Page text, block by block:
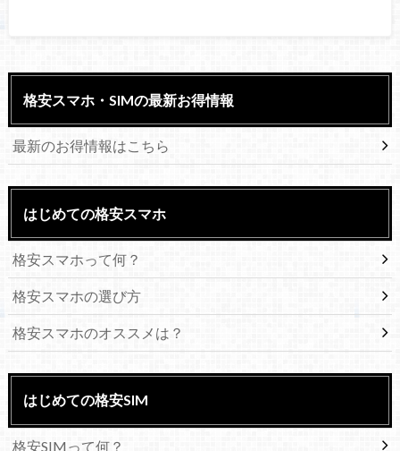
格安スマホ・SIMの最新お得情報
最新のお得情報はこちら
はじめての格安スマホ
格安スマホって何？
格安スマホの選び方
格安スマホのオススメは？
はじめての格安SIM
格安SIMって何？